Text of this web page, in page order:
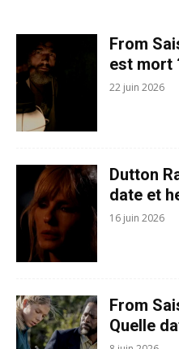
From
est mort
22 juin 2026
Dutton
date et
16 juin 2026
From
Quelle